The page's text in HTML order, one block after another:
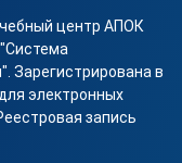
центр АПОК
Зарегистрирована в
электронных
запись